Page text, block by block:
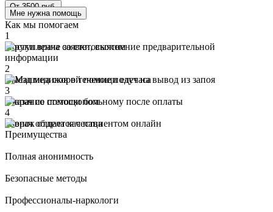
От 3500 руб.
Мне нужна помощь
Как мы помогаем
1
Поступление заявки, выяснение предварительной
информации
2
Выезд медиков в течение получаса
3
Оказание помощи больному после оплаты
4
Звонок отдела качества
Преимущества
Полная анонимность
Безопасные методы
Профессионалы-наркологи